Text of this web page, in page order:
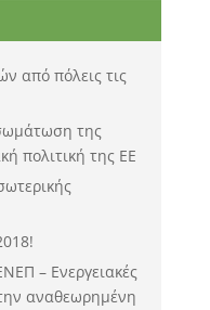
από πόλεις τις
της
πολιτική της ΕΕ
– Ενεργειακές
αναθεωρημένη